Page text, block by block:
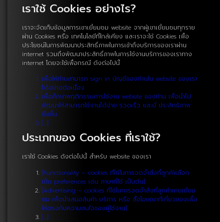
เราใช้ Cookies อย่างไร?
เราจะจัดเก็บข้อมูลการเขาเยี่ยมชม website จากผู้เขาเยี่ยมชมทุกราย
ผ่าน Cookies หรือ เทคโนโลยีที่ใกล้เคียง และเราจะใช้ Cookies เพื่อ
ประโยชน์ในการพัฒนาประสิทธิ์ภาพในการเข้าถึงบริการของเราผ่าน
internet รวมถึงพัฒนาประสิทธิ์ภาพในการใช้งานบริการของเราทาง
internet โดยจะใช้เพื่อกรณี ดังต่อไปนี้
เพื่อให้ท่านสามารถ sign in บัญชีของท่านใน website ของเรา
ได้อย่างต่อเนื่อง
เพื่อศึกษาพฤติกรรมการใช้งาน website ของท่าน เพื่อนำไป
พัฒนาให้สามารถใช้งานได้ง่าย รวดเร็ว และมี ประสิทธิภาพ
ยิ่งขึ้น
[…]
ประเภทของ Cookies ที่เราใช้?
เราใช้ Cookies ดังต่อไปนี้ สำหรับ website ของเรา
[Functionality – cookies ที่ใช้ในการจดจำสิ่งที่ลูกค้าเลือก
เป็น preferences เช่น ภาษาที่ใช้ เป็นต้น]
[Advertising – cookies ที่ใช้ในการจดจำสิ่งที่ลูกค้าเคยเยี่ยม
ชม เพื่อนำเสนอสินค้า บริการ หรือ สื่อโฆษณาที่เกี่ยวของเพื่อ
ให้ตรงกับความสนใจของผู้ใช้งาน]
[…]